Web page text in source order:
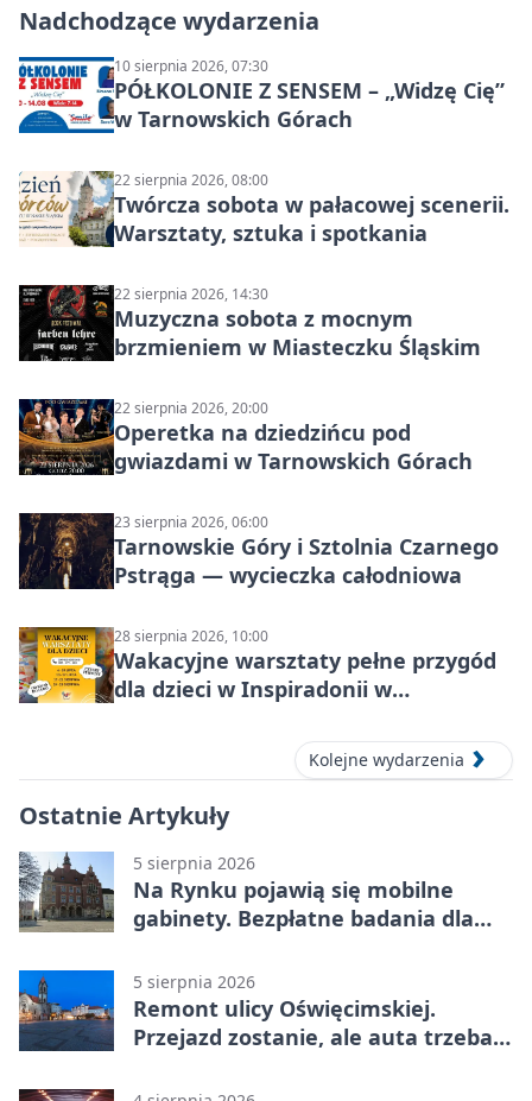
Nadchodzące wydarzenia
10 sierpnia 2026, 07:30
PÓŁKOLONIE Z SENSEM – „Widzę Cię”
w Tarnowskich Górach
22 sierpnia 2026, 08:00
Twórcza sobota w pałacowej scenerii.
Warsztaty, sztuka i spotkania
22 sierpnia 2026, 14:30
Muzyczna sobota z mocnym
brzmieniem w Miasteczku Śląskim
22 sierpnia 2026, 20:00
Operetka na dziedzińcu pod
gwiazdami w Tarnowskich Górach
23 sierpnia 2026, 06:00
Tarnowskie Góry i Sztolnia Czarnego
Pstrąga — wycieczka całodniowa
28 sierpnia 2026, 10:00
Wakacyjne warsztaty pełne przygód
dla dzieci w Inspiradonii w
Kolejne wydarzenia
Ostatnie Artykuły
5 sierpnia 2026
Na Rynku pojawią się mobilne
gabinety. Bezpłatne badania dla
5 sierpnia 2026
Remont ulicy Oświęcimskiej.
Przejazd zostanie, ale auta trzeba